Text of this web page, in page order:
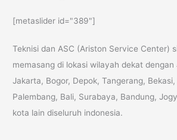
[metaslider id="389"]
Teknisi dan ASC (Ariston Service Center)
memasang di lokasi wilayah dekat dengan
Jakarta, Bogor, Depok, Tangerang,
Palembang, Bali, Surabaya, Bandung,
kota lain diseluruh indonesia.